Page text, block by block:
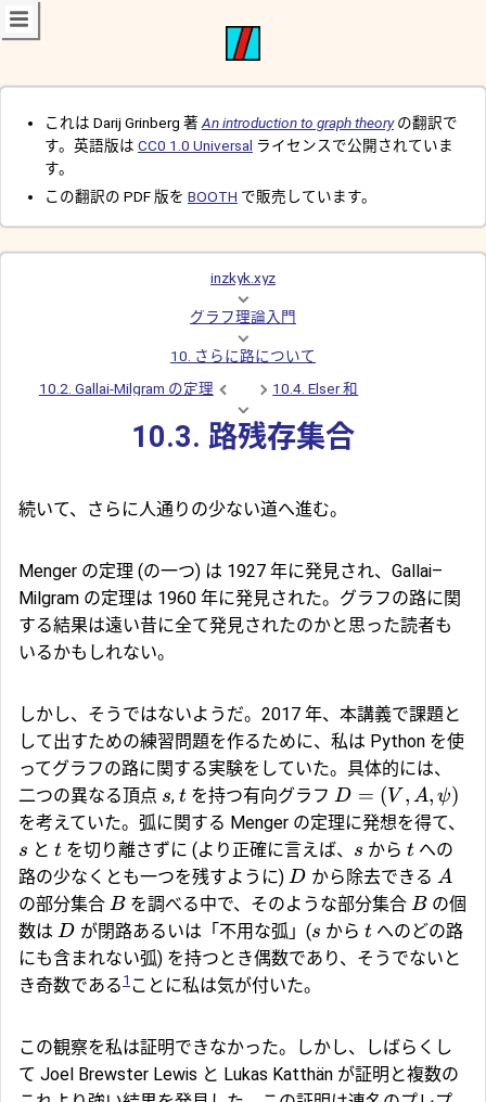
これは Darij Grinberg 著 An introduction to graph theoryの翻訳で
す。英語版は CC0 1.0 Universal ライセンスで公開されていま
す。
この翻訳の PDF 版を BOOTH で販売しています。
inzkyk.xyz
グラフ理論入門
10. さらに路について
10.2. Gallai-Milgram の定理
10.4. Elser 和
10.3. 路残存集合
続いて、さらに人通りの少ない道へ進む。
Menger の定理 (の一つ) は 1927 年に発見され、Gallai–
Milgram の定理は 1960 年に発見された。グラフの路に関
する結果は遠い昔に全て発見されたのかと思った読者も
いるかもしれない。
しかし、そうではないようだ。2017 年、本講義で課題と
して出すための練習問題を作るために、私は Python を使
ってグラフの路に関する実験をしていた。具体的には、
二つの異なる頂点 s, t を持つ有向グラフ D = (V , A, ψ)
を考えていた。弧に関する Menger の定理に発想を得て、
s と t を切り離さずに (より正確に言えば、 s から t への
路の少なくとも一つを残すように) D から除去できる A
の部分集合 Bを調べる中で、そのような部分集合 Bの個
数は D が閉路あるいは「不用な弧」(s から tへのどの路
にも含まれない弧) を持つとき偶数であり、そうでないと
き奇数である 1 ことに私は気が付いた。
この観察を私は証明できなかった。しかし、しばらくし
て Joel Brewster Lewis と Lukas Katthän が証明と複数の